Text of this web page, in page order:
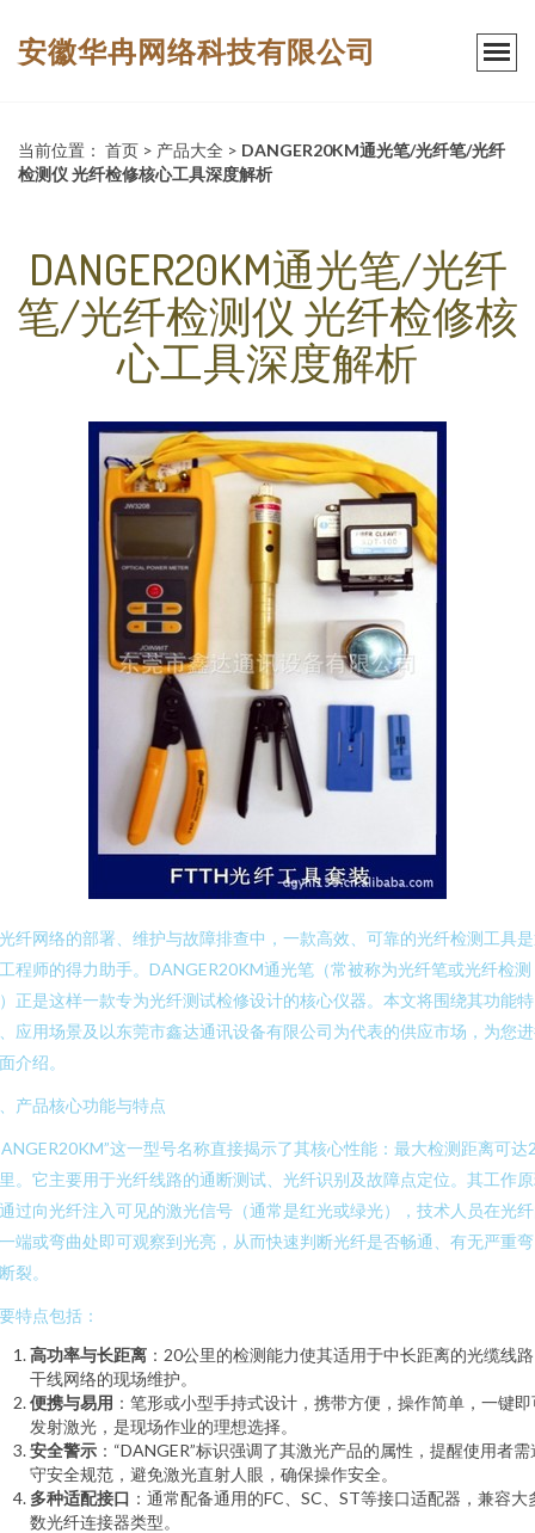
安徽华冉网络科技有限公司
当前位置： 首页 > 产品大全 > DANGER20KM通光笔/光纤笔/光纤
检测仪 光纤检修核心工具深度解析
DANGER20KM通光笔/光纤
笔/光纤检测仪 光纤检修核
心工具深度解析
纤网络的部署、维护与故障排查中，一款高效、可靠的光纤检测工具
程师的得力助手。DANGER20KM通光笔（常被称为光纤笔或光纤检测
正是这样一款专为光纤测试检修设计的核心仪器。本文将围绕其功能特
应用场景及以东莞市鑫达通讯设备有限公司为代表的供应市场，为您
介绍。
产品核心功能与特点
这一型号名称直接揭示了其核心性能：最大检测距离可达
。它主要用于光纤线路的通断测试、光纤识别及故障点定位。其工作
过向光纤注入可见的激光信号（通常是红光或绿光），技术人员在光
端或弯曲处即可观察到光亮，从而快速判断光纤是否畅通、有无严重
裂。
特点包括：
高功率与长距离 ：20公里的检测能力使其适用于中长距离的光缆线
干线网络的现场维护。
便携与易用 ：笔形或小型手持式设计，携带方便，操作简单，一键即
发射激光，是现场作业的理想选择。
安全警示 ：“DANGER”标识强调了其激光产品的属性，提醒使用者需
守安全规范，避免激光直射人眼，确保操作安全。
多种适配接口 ：通常配备通用的FC、SC、ST等接口适配器，兼容大
数光纤连接器类型。